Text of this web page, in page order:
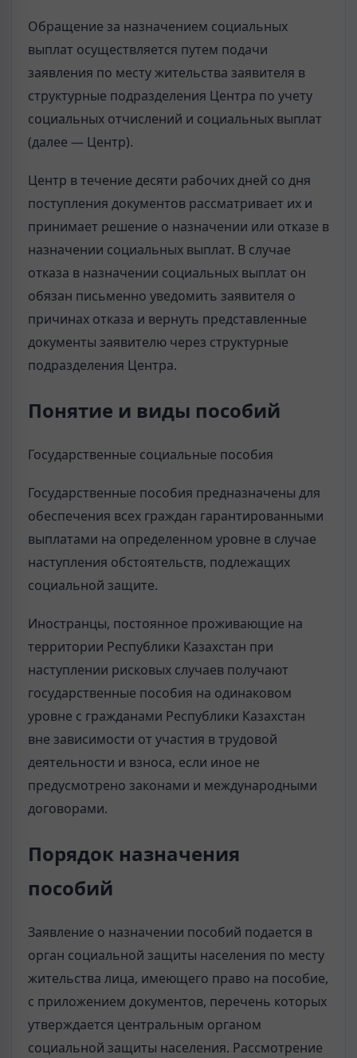
Обращение за назначением социальных
выплат осуществляется путем подачи
заявления по месту жительства заявителя в
структурные подразделения Центра по учету
социальных отчислений и социальных выплат
(далее — Центр).
Центр в течение десяти рабочих дней со дня
поступления документов рассматривает их и
принимает решение о назначении или отказе в
назначении социальных выплат. В случае
отказа в назначении социальных выплат он
обязан письменно уведомить заявителя о
причинах отказа и вернуть представленные
документы заявителю через структурные
подразделения Центра.
Понятие и виды пособий
Государственные социальные пособия
Государственные пособия предназначены для
обеспечения всех граждан гарантированными
выплатами на определенном уровне в случае
наступления обстоятельств, подлежащих
социальной защите.
Иностранцы, постоянное проживающие на
территории Республики Казахстан при
наступлении рисковых случаев получают
государственные пособия на одинаковом
уровне с гражданами Республики Казахстан
вне зависимости от участия в трудовой
деятельности и взноса, если иное не
предусмотрено законами и международными
договорами.
Порядок назначения
пособий
Заявление о назначении пособий подается в
орган социальной защиты населения по месту
жительства лица, имеющего право на пособие,
с приложением документов, перечень которых
утверждается центральным органом
социальной защиты населения. Рассмотрение